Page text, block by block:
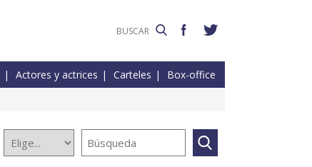
Actores y actrices Carteles Box-office